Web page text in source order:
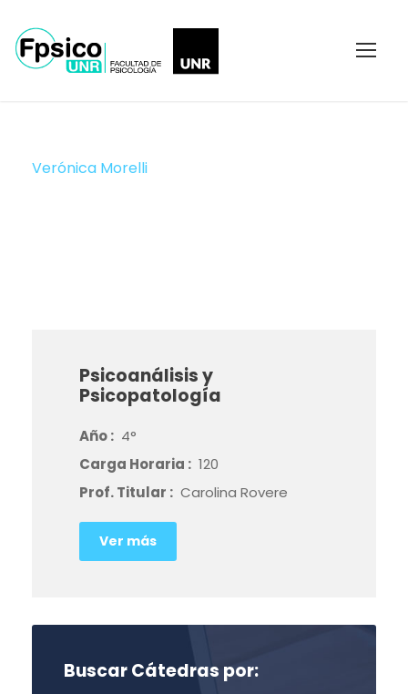
Verónica Morelli
Psicoanálisis y
Psicopatología
Año : 4°
Carga Horaria : 120
Prof. Titular : Carolina Rovere
Ver más
Buscar Cátedras por: